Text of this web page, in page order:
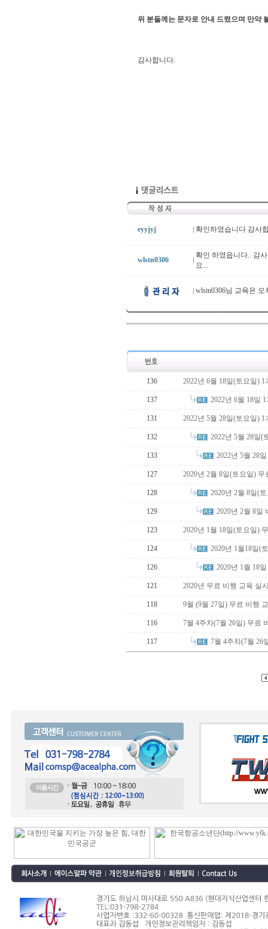
위 분들께는 문자로 안내 드렸으며 만약
감사합니다.
eyyjyj 확인하였습니다 감
wlstn0306
확인 하였읍니다.. 감
요...
wlstn0306님 교육은
136 2022년 6월 18일(토요일)
137 2022년 6월 18일
131 2022년 5월 28일(토요일)
132 2022년 5월 28일(
133 2022년 5월 28
127 2020년 2월 8일(토요일)
128 2020년 2월 8일(
129 2020년 2월 8일
123 2020년 1월 18일(토요일)
124 2020년 1월18일(
126 2020년 1월 18
121 2020년 무료 비행 교육 실
118 9월 (9월 27일) 무료 비행
116 7월 4주차(7월 26일) 무료
117 7월 4주차(7월 26